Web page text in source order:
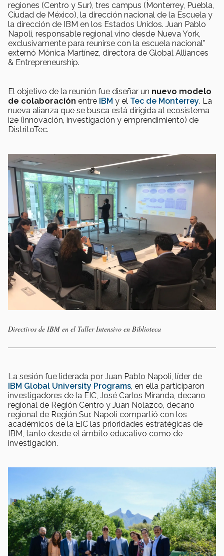
regiones (Centro y Sur), tres campus (Monterrey, Puebla,
Ciudad de México), la dirección nacional de la Escuela y
la dirección de IBM en los Estados Unidos. Juan Pablo
Napoli, responsable regional vino desde Nueva York,
exclusivamente para reunirse con la escuela nacional”
externó Mónica Martínez, directora de Global Alliances
& Entrepreneurship.
El objetivo de la reunión fue diseñar un nuevo modelo
de colaboración entre IBM y el Tec de Monterrey. La
nueva alianza que se busca está dirigida al ecosistema
i2e (innovación, investigación y emprendimiento) de
DistritoTec.
Directivos de IBM en el Taller Intensivo en Biblioteca
La sesión fue liderada por Juan Pablo Napoli, líder de
IBM Global University Programs , en ella participaron
investigadores de la EIC, José Carlos Miranda, decano
regional de Región Centro y Juan Nolazco, decano
regional de Región Sur. Napoli compartió con los
académicos de la EIC las prioridades estratégicas de
IBM, tanto desde el ámbito educativo como de
investigación.